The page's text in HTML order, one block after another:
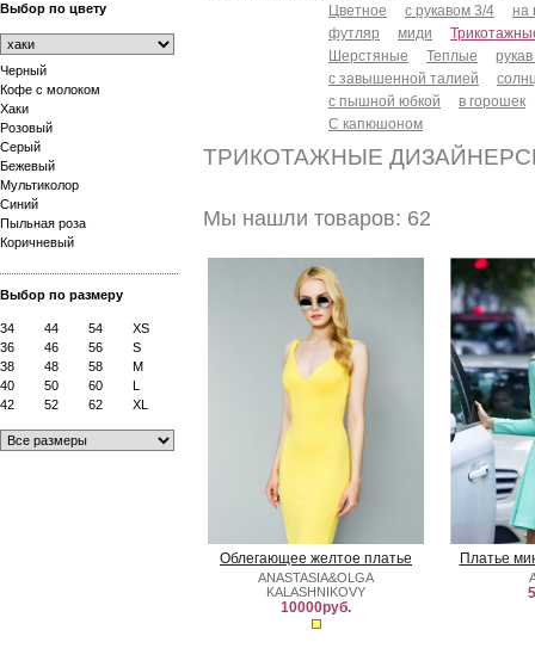
Выбор по цвету
Черный
Кофе с молоком
Хаки
Розовый
Серый
Бежевый
Мультиколор
Синий
Пыльная роза
Коричневый
Выбор по размеру
34 44 54
XS
36
46 56
S
38
48 58
M
40
50 60
L
42
52 62 XL
Цветное
с рукавом 3/4
на
футляр
миди
Шерстяные
Теплые
с завышенной талией
с пышной юбкой
в горошек
С капюшоном
ТРИКОТАЖНЫЕ
Мы нашли товаров: 62
Облегающее желтое платье
ANASTASIA&OLGA
KALASHNIKOVY
10000руб.
Платье